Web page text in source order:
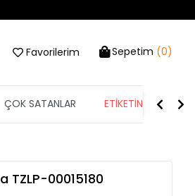
Favorilerim Sepetim (0)
ÇOK SATANLAR ETİKETİN YARISI
TZLP-00015180